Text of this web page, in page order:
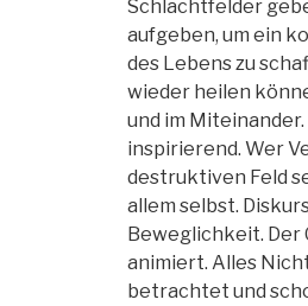
Schlachtfelder
aufgeben, um ein
des Lebens zu
wieder heilen
und im
inspirierend. Wer
destruktiven Feld
allem selbst.
Beweglichkeit. Der
animiert. Alles
betrachtet und